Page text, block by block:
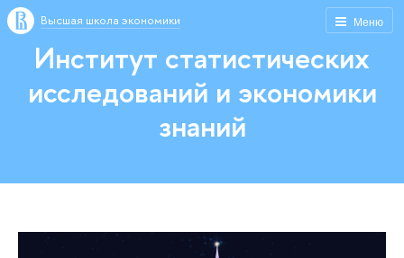
Меню
Высшая школа экономики
Институт статистических
исследований и экономики
знаний